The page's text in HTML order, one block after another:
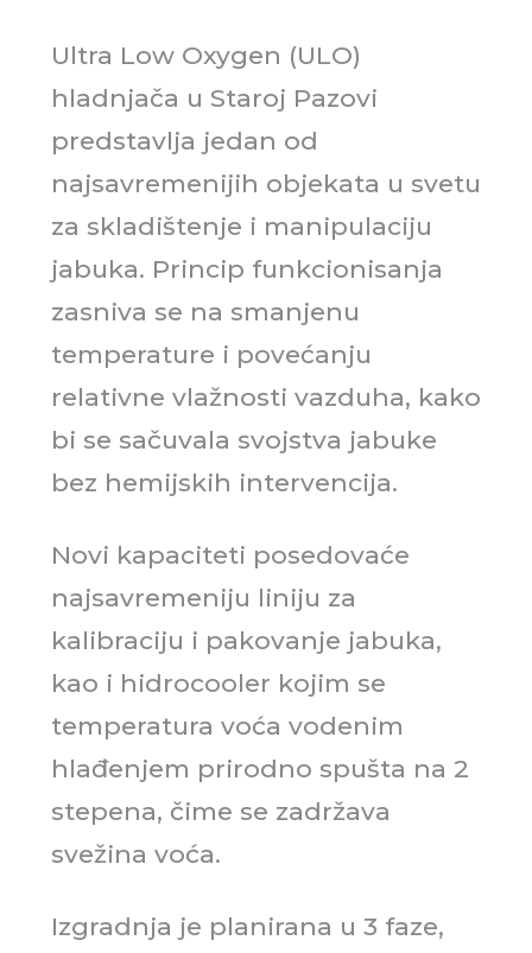
Ultra Low Oxygen (ULO)
hladnjača u Staroj Pazovi
predstavlja jedan od
najsavremenijih objekata u svetu
za skladištenje i manipulaciju
jabuka. Princip funkcionisanja
zasniva se na smanjenu
temperature i povećanju
relativne vlažnosti vazduha, kako
bi se sačuvala svojstva jabuke
bez hemijskih intervencija.
Novi kapaciteti posedovaće
najsavremeniju liniju za
kalibraciju i pakovanje jabuka,
kao i hidrocooler kojim se
temperatura voća vodenim
hlađenjem prirodno spušta na 2
stepena, čime se zadržava
svežina voća.
Izgradnja je planirana u 3 faze,